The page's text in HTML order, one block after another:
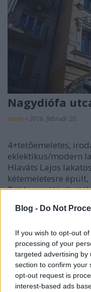
Blog - Do Not
If you wish to opt-out
processing of your
targeted advertising by
section to confirm your
opt-out request is
interest-based ads
Nagydiófa
amier • 2016. február 20.
4+tetőemeletes,
eklektikus/modern
Hlaváts Lajos
kétemeletesre
Többször